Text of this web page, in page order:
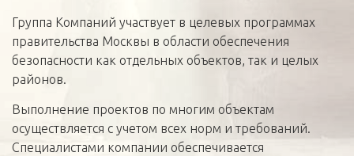
Группа Компаний участвует в целевых программах
правительства Москвы в области обеспечения
безопасности как отдельных объектов, так и целых
районов.
Выполнение проектов по многим объектам
осуществляется с учетом всех норм и требований.
Специалистами компании обеспечивается